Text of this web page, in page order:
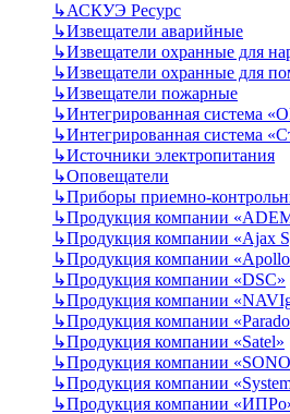
↳АСКУЭ Ресурс
↳Извещатели аварийные
↳Извещатели охранные для
↳Извещатели охранные для
↳Извещатели пожарные
↳Интегрированная система
↳Интегрированная система
↳Источники электропитания
↳Оповещатели
↳Приборы приемно-
↳Продукция компании
↳Продукция компании «Ajax
↳Продукция компании «Apollo
↳Продукция компании «DSC»
↳Продукция компании
↳Продукция компании
↳Продукция компании «Satel»
↳Продукция компании
↳Продукция компании
↳Продукция компании